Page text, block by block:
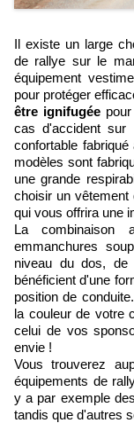
Il existe un large choix de combinaison automobile pour pilote
de rallye sur le
équipement
pour protéger
être ignifugéepour
cas d'accident sur
confortable
modèles sont
une grande
choisir un vêtement
qui vous offrira une
La combinaison
emmanchures
niveau du dos, de
bénéficient d'une
position de
la couleur de votre
celui de vos
envie !
Vous trouverez
équipements de
y a par exemple
tandis que d'autres